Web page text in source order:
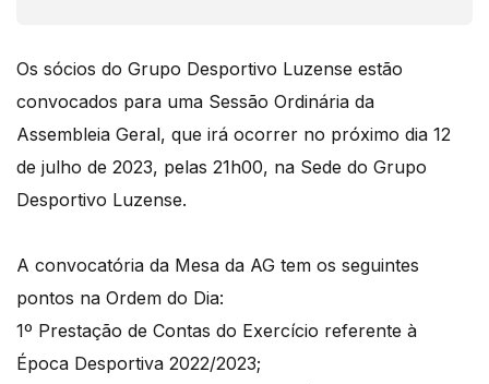
Os sócios do Grupo Desportivo Luzense estão
convocados para uma Sessão Ordinária da
Assembleia Geral, que irá ocorrer no próximo dia 12
de julho de 2023, pelas 21h00, na Sede do Grupo
Desportivo Luzense.
A convocatória da Mesa da AG tem os seguintes
pontos na Ordem do Dia:
1º Prestação de Contas do Exercício referente à
Época Desportiva 2022/2023;